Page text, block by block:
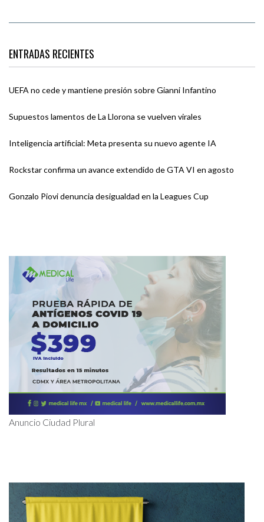
ENTRADAS RECIENTES
UEFA no cede y mantiene presión sobre Gianni Infantino
Supuestos lamentos de La Llorona se vuelven virales
Inteligencia artificial: Meta presenta su nuevo agente IA
Rockstar confirma un avance extendido de GTA VI en agosto
Gonzalo Piovi denuncia desigualdad en la Leagues Cup
Anuncio Ciudad Plural